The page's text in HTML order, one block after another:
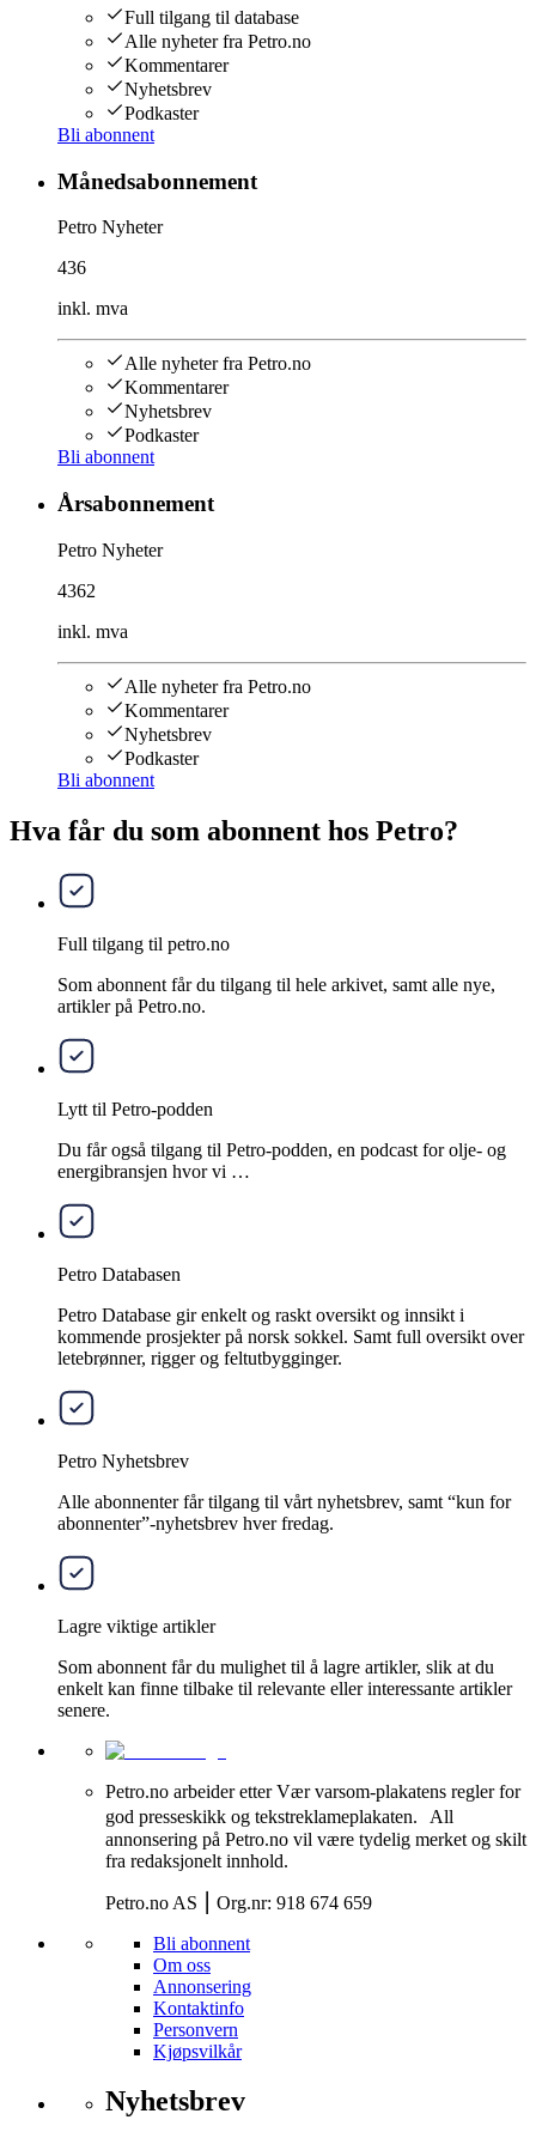
Full tilgang til database
Alle nyheter fra Petro.no
Kommentarer
Nyhetsbrev
Podkaster
Bli abonnent
Månedsabonnement
Petro Nyheter
436
inkl. mva
Alle nyheter fra Petro.no
Kommentarer
Nyhetsbrev
Podkaster
Bli abonnent
Årsabonnement
Petro Nyheter
4362
inkl. mva
Alle nyheter fra Petro.no
Kommentarer
Nyhetsbrev
Podkaster
Bli abonnent
Hva får du som abonnent hos Petro?
Full tilgang til petro.no
Som abonnent får du tilgang til hele arkivet, samt alle nye,
artikler på Petro.no.
Lytt til Petro-podden
Du får også tilgang til Petro-podden, en podcast for olje- og
energibransjen hvor vi …
Petro Databasen
Petro Database gir enkelt og raskt oversikt og innsikt i
kommende prosjekter på norsk sokkel. Samt full oversikt over
letebrønner, rigger og feltutbygginger.
Petro Nyhetsbrev
Alle abonnenter får tilgang til vårt nyhetsbrev, samt “kun for
abonnenter”-nyhetsbrev hver fredag.
Lagre viktige artikler
Som abonnent får du mulighet til å lagre artikler, slik at du
enkelt kan finne tilbake til relevante eller interessante artikler
senere.
Petro.no arbeider etter Vær varsom-plakatens regler for
god presseskikk og tekstreklameplakaten. All
annonsering på Petro.no vil være tydelig merket og skilt
fra redaksjonelt innhold.
Petro.no AS ⎮ Org.nr: 918 674 659
Bli abonnent
Om oss
Annonsering
Kontaktinfo
Personvern
Kjøpsvilkår
Nyhetsbrev